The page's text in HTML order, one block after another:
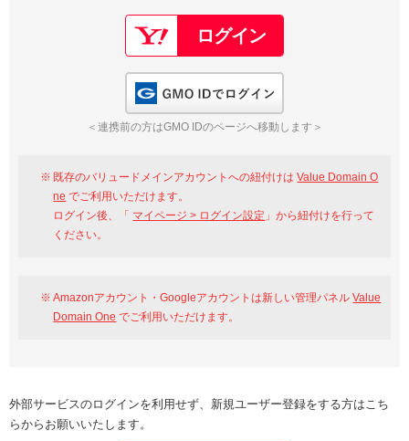
Google
GMO ID Amazon
※AmazonはValue Domain Oneのログイン画面へ遷移します
以下でも登録可能
Google Yahoo!
GMO ID
＜連携前の方はGMO IDのページへ移動します＞
既存のバリュードメインアカウントへの紐付けはValue Domain O
ne でご利用いただけます。
ログイン後、「 マイページ > ログイン設定 」から紐付けを行って
ください。
Amazonアカウント・Googleアカウントは新しい管理パネルValue
Domain One でご利用いただけます。
外部サービスのログインを利用せず、新規ユーザー登録をする方はこち
らからお願いいたします。